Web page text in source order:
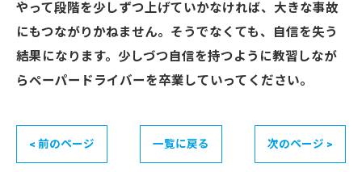
やって段階を少しずつ上げていかなければ、大きな事故
にもつながりかねません。そうでなくても、自信を失う
結果になります。少しづつ自信を持つように教習しなが
らペーパードライバーを卒業していってください。
< 前のページ 一覧に戻る 次のページ >